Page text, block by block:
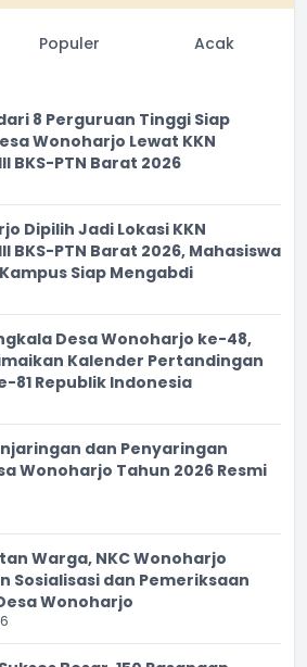
Populer Acak
8 Perguruan Tinggi Siap
Wonoharjo Lewat KKN
BKS-PTN Barat 2026
Dipilih Jadi Lokasi KKN
BKS-PTN Barat 2026, Mahasiswa
Siap Mengabdi
Desa Wonoharjo ke-48,
Kalender Pertandingan
81 Republik Indonesia
dan Penyaringan
Wonoharjo Tahun 2026 Resmi
Warga, NKC Wonoharjo
Sosialisasi dan Pemeriksaan
Wonoharjo